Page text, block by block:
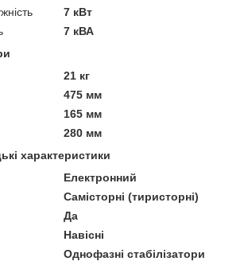
7 кВт
7 кВА
21 кг
475 мм
165 мм
280 мм
характеристики
Електронний
Самісторні (тиристорні)
Да
Навісні
Однофазні стабілізатори